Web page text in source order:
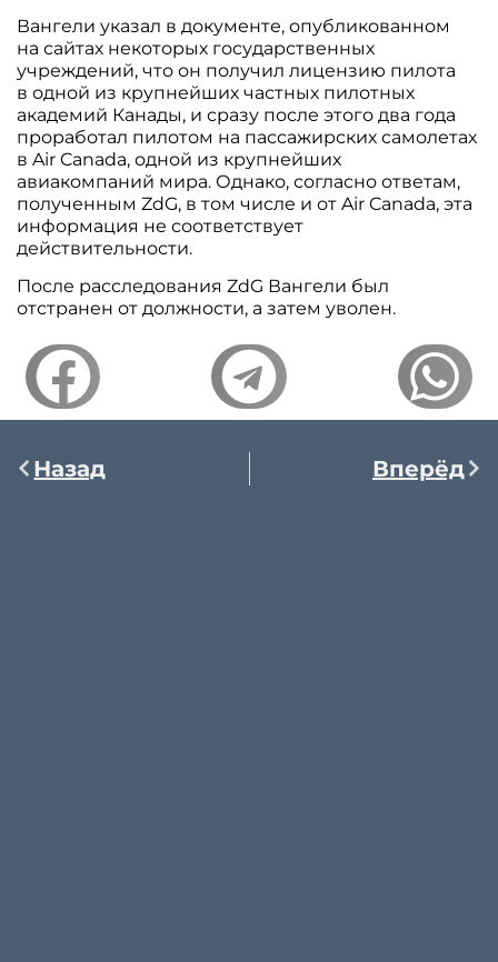
Вангели указал в документе, опубликованном
на сайтах некоторых государственных
учреждений, что он получил лицензию пилота
в одной из крупнейших частных пилотных
академий Канады, и сразу после этого два года
проработал пилотом на пассажирских самолетах
в Air Canada, одной из крупнейших
авиакомпаний мира. Однако, согласно ответам,
полученным ZdG, в том числе и от Air Canada, эта
информация не соответствует
действительности.
После расследования ZdG Вангели был
отстранен от должности, а затем уволен.
Назад Вперёд